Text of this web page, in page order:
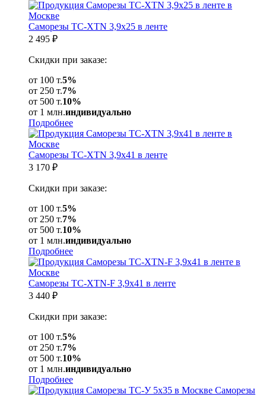
Саморезы ТС-XTN 3,9x25 в ленте
2 495 ₽
Скидки при заказе:
от 100 т.5%
от 250 т.7%
от 500 т.10%
от 1 млн.индивидуально
Подробнее
Саморезы ТС-XTN 3,9x41 в ленте
3 170 ₽
Скидки при заказе:
от 100 т.5%
от 250 т.7%
от 500 т.10%
от 1 млн.индивидуально
Подробнее
Саморезы ТС-XTN-F 3,9х41 в ленте
3 440 ₽
Скидки при заказе:
от 100 т.5%
от 250 т.7%
от 500 т.10%
от 1 млн.индивидуально
Подробнее
Саморезы